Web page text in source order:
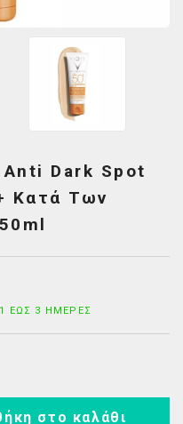
Dark Spot
Κατά Των
ΈΩΣ 3 ΗΜΈΡΕΣ
στο καλάθι